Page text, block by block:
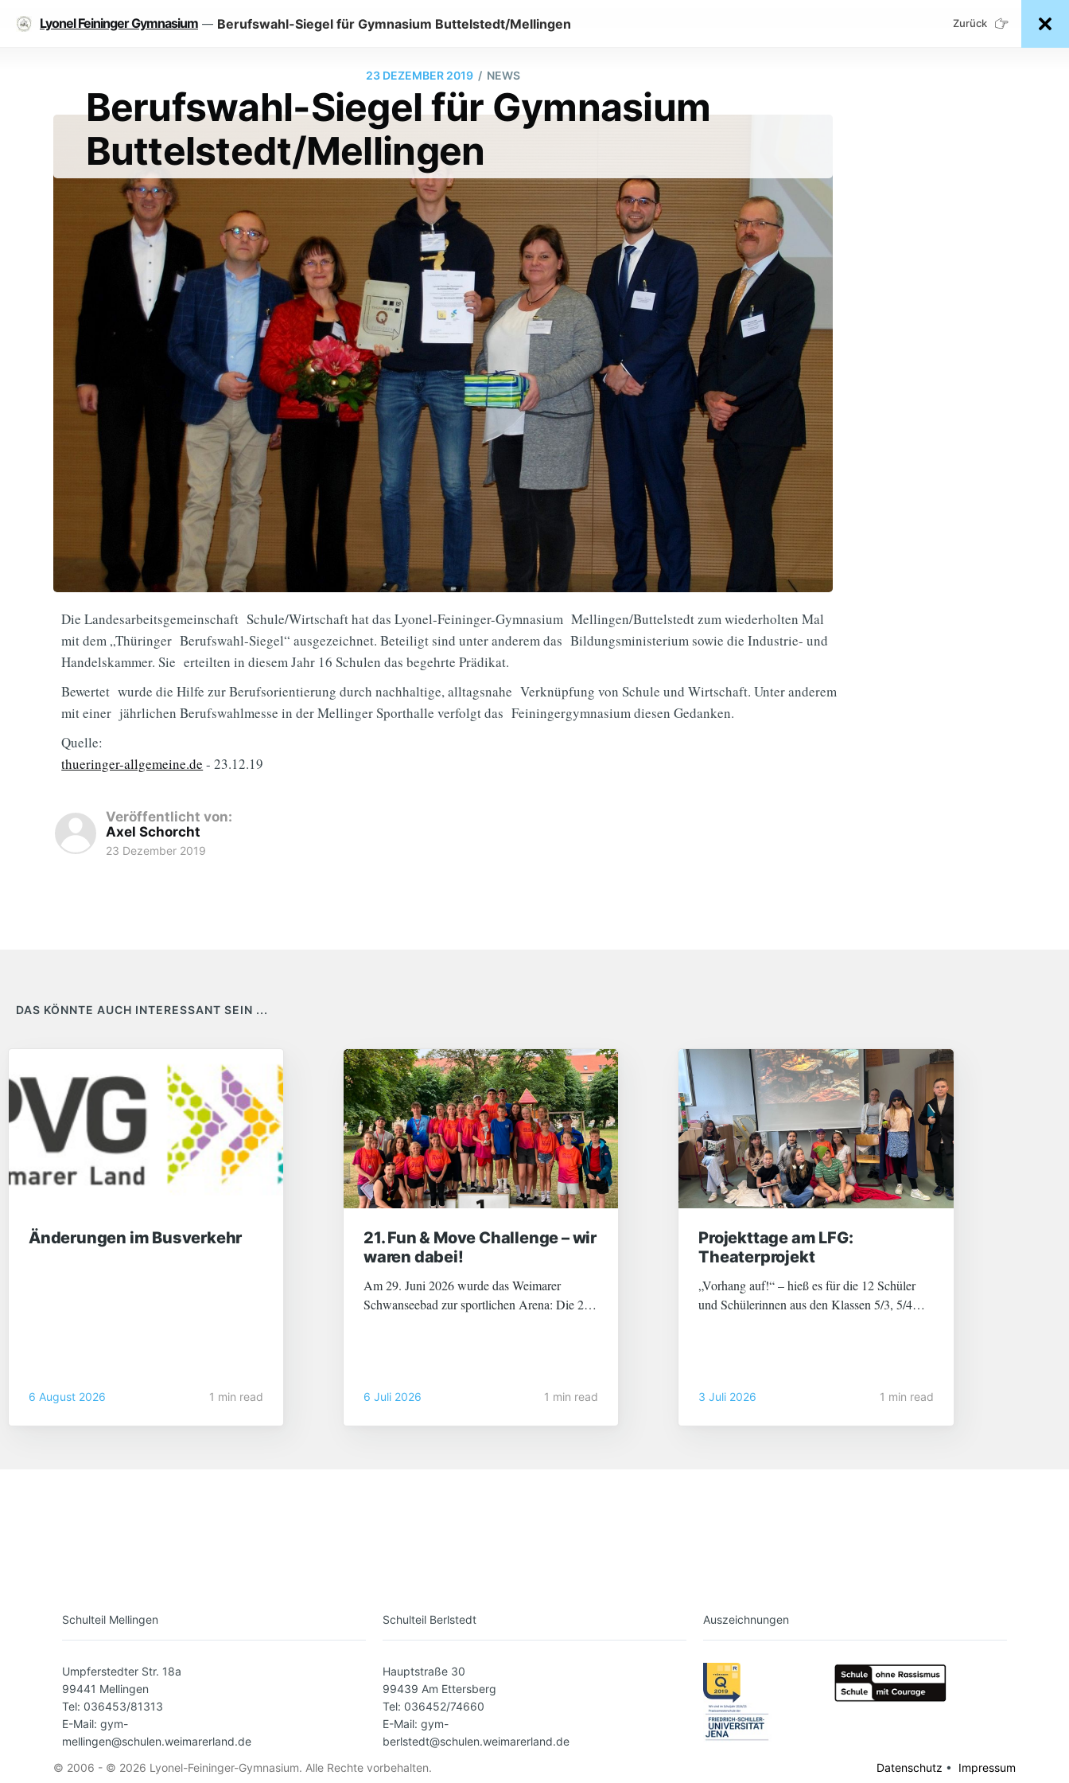
23 DEZEMBER 2019 / NEWS
Berufswahl-Siegel für Gymnasium
Buttelstedt/Mellingen
Die Landesarbeitsgemeinschaft Schule/Wirtschaft hat das Lyonel-Feininger-Gymnasium Mellingen/Buttelstedt zum wiederholten Mal
mit dem „Thüringer Berufswahl-Siegel“ ausgezeichnet. Beteiligt sind unter anderem das Bildungsministerium sowie die Industrie- und
Handelskammer. Sie erteilten in diesem Jahr 16 Schulen das begehrte Prädikat.
Bewertet wurde die Hilfe zur Berufsorientierung durch nachhaltige, alltagsnahe Verknüpfung von Schule und Wirtschaft. Unter anderem
mit einer jährlichen Berufswahlmesse in der Mellinger Sporthalle verfolgt das Feiningergymnasium diesen Gedanken.
Quelle:
thueringer-allgemeine.de - 23.12.19
Veröffentlicht von:
Axel Schorcht
23 Dezember 2019
Lyonel Feininger Gymnasium — Berufswahl-Siegel für Gymnasium Buttelstedt/Mellingen Zurück
DAS KÖNNTE AUCH INTERESSANT SEIN ...
Änderungen im Busverkehr
6 August 2026 1 min read
21. Fun & Move Challenge – wir
waren dabei!
Am 29. Juni 2026 wurde das Weimarer
Schwanseebad zur sportlichen Arena: Die 21.
dieser beeindruckenden Teilnehmerzahl waren
6 Juli 2026 1 min read
Projekttage am LFG:
Theaterprojekt
„Vorhang auf!“ – hieß es für die 12 Schüler
und Schülerinnen aus den Klassen 5/3, 5/4
3 Juli 2026 1 min read
Schulteil Mellingen
Umpferstedter Str. 18a
99441 Mellingen
Tel: 036453/81313
E-Mail: gym-
mellingen@schulen.weimarerland.de
Schulteil Berlstedt
Hauptstraße 30
99439 Am Ettersberg
Tel: 036452/74660
E-Mail: gym-
berlstedt@schulen.weimarerland.de
Auszeichnungen
© 2006 - © 2026 Lyonel-Feininger-Gymnasium. Alle Rechte vorbehalten. Datenschutz • Impressum